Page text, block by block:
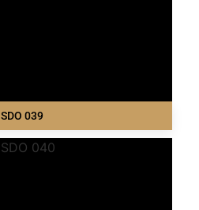
SDO 039